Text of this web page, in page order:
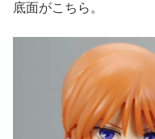
底面がこちら。